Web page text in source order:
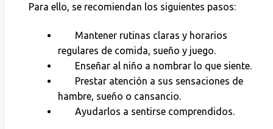
Para ello, se recomiendan los siguientes pasos:
Mantener rutinas claras y horarios
regulares de comida, sueño y juego.
Enseñar al niño a nombrar lo que siente.
Prestar atención a sus sensaciones de
hambre, sueño o cansancio.
Ayudarlos a sentirse comprendidos.